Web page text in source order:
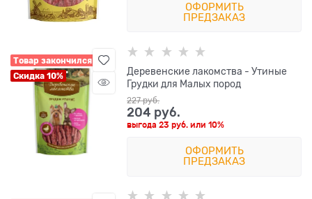
ОФОРМИТЬ
ПРЕДЗАКАЗ
Товар закончился
Скидка 10%
Деревенские лакомства - Утиные
Грудки для Малых пород
227 руб.
204 руб.
выгода23 руб. или10%
ОФОРМИТЬ
ПРЕДЗАКАЗ